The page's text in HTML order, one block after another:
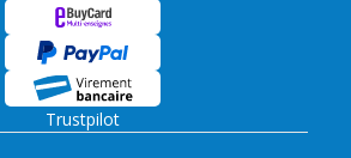
Trustpilot